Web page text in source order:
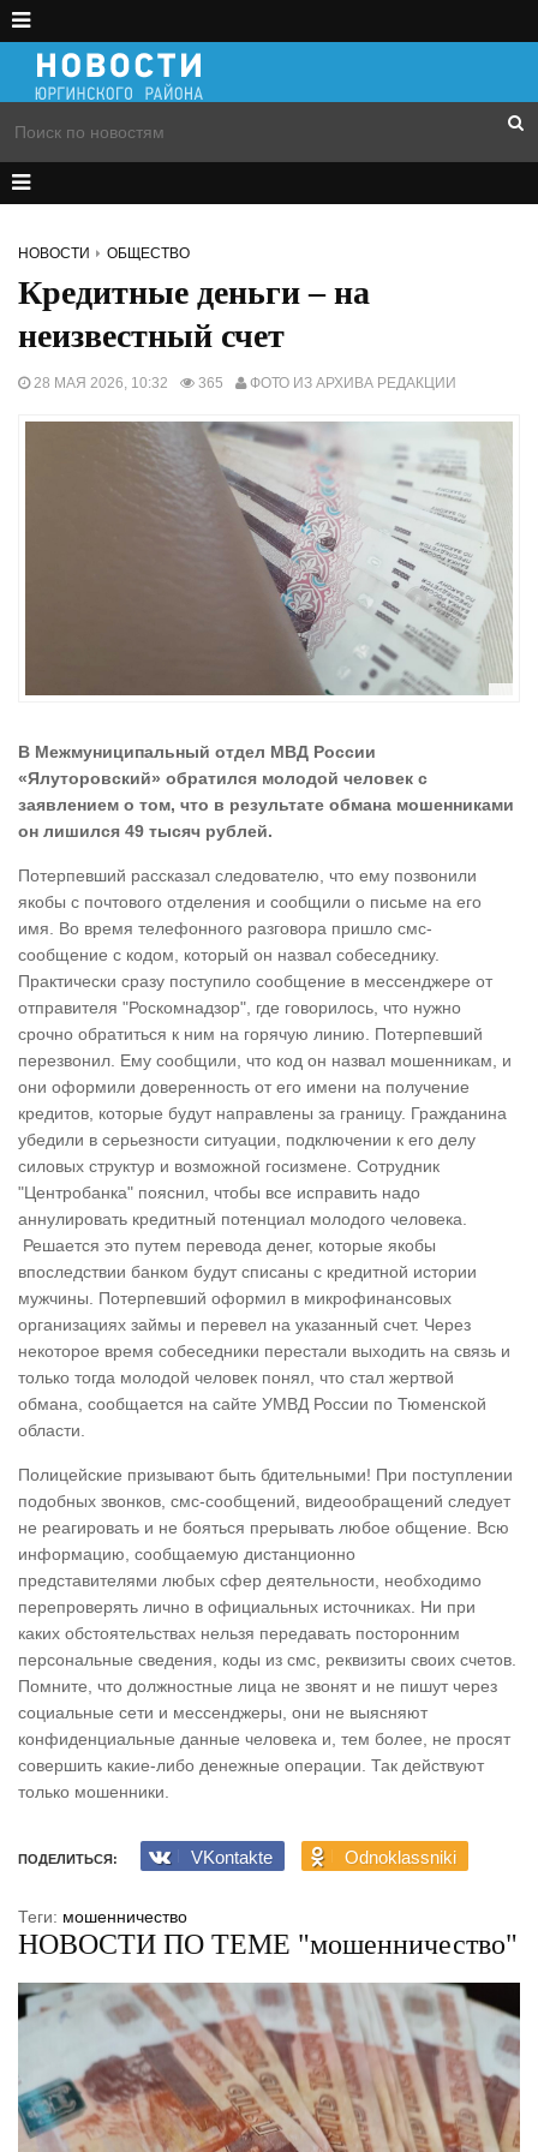
НОВОСТИ ОБЩЕСТВО
Кредитные деньги – на
неизвестный счет
28 МАЯ 2026, 10:32 365 ФОТО ИЗ АРХИВА РЕДАКЦИИ
В Межмуниципальный отдел МВД России
«Ялуторовский» обратился молодой человек с
заявлением о том, что в результате обмана мошенниками
он лишился 49 тысяч рублей.
Потерпевший рассказал следователю, что ему позвонили
якобы с почтового отделения и сообщили о письме на его
имя. Во время телефонного разговора пришло смс-
сообщение с кодом, который он назвал собеседнику.
Практически сразу поступило сообщение в мессенджере от
отправителя "Роскомнадзор", где говорилось, что нужно
срочно обратиться к ним на горячую линию. Потерпевший
перезвонил. Ему сообщили, что код он назвал мошенникам, и
они оформили доверенность от его имени на получение
кредитов, которые будут направлены за границу. Гражданина
убедили в серьезности ситуации, подключении к его делу
силовых структур и возможной госизмене. Сотрудник
"Центробанка" пояснил, чтобы все исправить надо
аннулировать кредитный потенциал молодого человека.
Решается это путем перевода денег, которые якобы
впоследствии банком будут списаны с кредитной истории
мужчины. Потерпевший оформил в микрофинансовых
организациях займы и перевел на указанный счет. Через
некоторое время собеседники перестали выходить на связь и
только тогда молодой человек понял, что стал жертвой
обмана, сообщается на сайте УМВД России по Тюменской
области.
Полицейские призывают быть бдительными! При поступлении
подобных звонков, смс-сообщений, видеообращений следует
не реагировать и не бояться прерывать любое общение. Всю
информацию, сообщаемую дистанционно
представителями любых сфер деятельности, необходимо
перепроверять лично в официальных источниках. Ни при
каких обстоятельствах нельзя передавать посторонним
персональные сведения, коды из смс, реквизиты своих счетов.
Помните, что должностные лица не звонят и не пишут через
социальные сети и мессенджеры, они не выясняют
конфиденциальные данные человека и, тем более, не просят
совершить какие-либо денежные операции. Так действуют
только мошенники.
ПОДЕЛИТЬСЯ: VKontakte Odnoklassniki
Теги: мошенничество
НОВОСТИ ПО ТЕМЕ "мошенничество"